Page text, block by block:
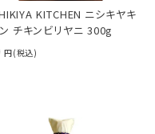
KITCHEN ニシキヤキ
チキンビリヤニ 300g